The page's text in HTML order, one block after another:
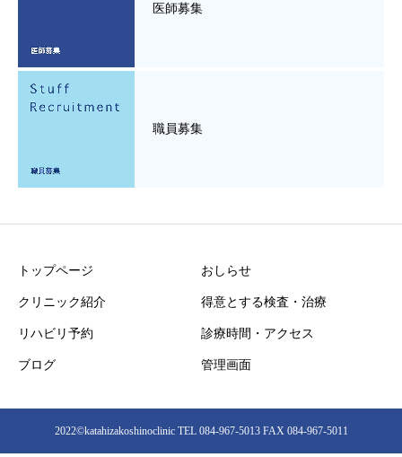
医師募集
職員募集
トップページ おしらせ
クリニック紹介 得意とする検査・治療
リハビリ予約 診療時間・アクセス
ブログ 管理画面
2022©︎katahizakoshinoclinic TEL 084-967-5013 FAX 084-967-5011